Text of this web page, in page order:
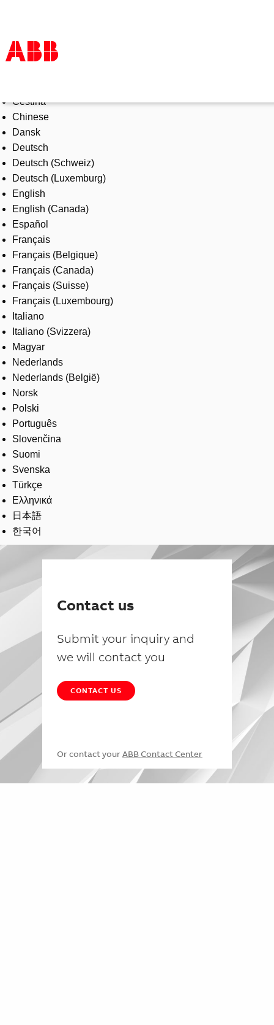
Products & Solutions
Industries
Services
About us
Where to buy
Contact us
Careers
Čeština
Chinese
Dansk
Deutsch
Deutsch (Schweiz)
Deutsch (Luxemburg)
English
English (Canada)
Español
Français
Français (Belgique)
Français (Canada)
Français (Suisse)
Français (Luxembourg)
Italiano
Italiano (Svizzera)
Magyar
Nederlands
Nederlands (België)
Norsk
Polski
Português
Slovenčina
Suomi
Svenska
Türkçe
Ελληνικά
日本語
한국어
Contact us
Submit your inquiry and
we will contact you
CONTACT US
Or contact your ABB Contact Center